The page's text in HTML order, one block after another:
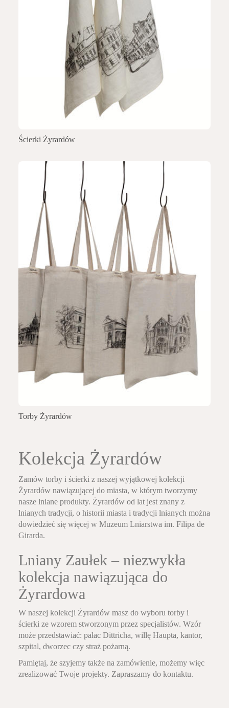
Ścierki Żyrardów
Torby Żyrardów
Kolekcja Żyrardów
Zamów torby i ścierki z naszej wyjątkowej kolekcji
Żyrardów nawiązującej do miasta, w którym tworzymy
nasze lniane produkty. Żyrardów od lat jest znany z
lnianych tradycji, o historii miasta i tradycji lnianych można
dowiedzieć się więcej w Muzeum Lniarstwa im. Filipa de
Girarda.
Lniany Zaułek – niezwykła
kolekcja nawiązująca do
Żyrardowa
W naszej kolekcji Żyrardów masz do wyboru torby i
ścierki ze wzorem stworzonym przez specjalistów. Wzór
może przedstawiać: pałac Dittricha, willę Haupta, kantor,
szpital, dworzec czy straż pożarną.
Pamiętaj, że szyjemy także na zamówienie, możemy więc
zrealizować Twoje projekty. Zapraszamy do kontaktu.